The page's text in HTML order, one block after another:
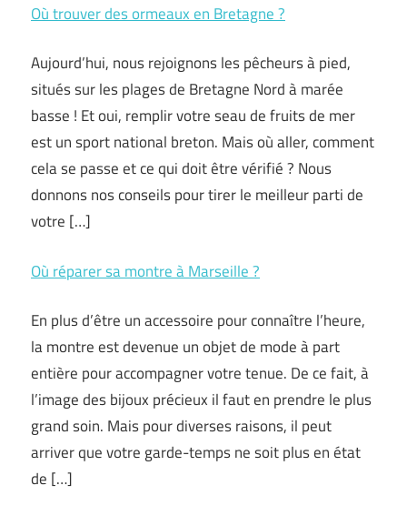
Où trouver des ormeaux en Bretagne ?
Aujourd’hui, nous rejoignons les pêcheurs à pied,
situés sur les plages de Bretagne Nord à marée
basse ! Et oui, remplir votre seau de fruits de mer
est un sport national breton. Mais où aller, comment
cela se passe et ce qui doit être vérifié ? Nous
donnons nos conseils pour tirer le meilleur parti de
votre […]
Où réparer sa montre à Marseille ?
En plus d’être un accessoire pour connaître l’heure,
la montre est devenue un objet de mode à part
entière pour accompagner votre tenue. De ce fait, à
l’image des bijoux précieux il faut en prendre le plus
grand soin. Mais pour diverses raisons, il peut
arriver que votre garde-temps ne soit plus en état
de […]